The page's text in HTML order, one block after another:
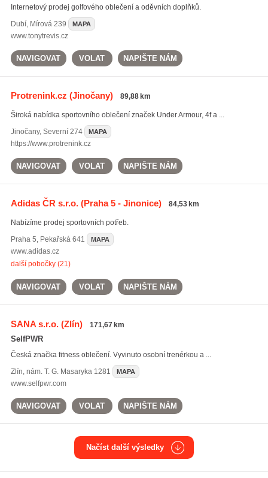
Internetový prodej golfového oblečení a oděvních doplňků.
Dubí, Mírová 239 MAPA
www.tonytrevis.cz
NAVIGOVAT VOLAT NAPIŠTE NÁM
Protrenink.cz (Jinočany) 89,88 km
Široká nabídka sportovního oblečení značek Under Armour, 4f a ...
Jinočany, Severní 274 MAPA
https://www.protrenink.cz
NAVIGOVAT VOLAT NAPIŠTE NÁM
Adidas ČR s.r.o.(Praha 5 - Jinonice) 84,53 km
Nabízíme prodej sportovních potřeb.
Praha 5, Pekařská 641 MAPA
www.adidas.cz
další pobočky (21)
NAVIGOVAT VOLAT NAPIŠTE NÁM
SANA s.r.o.(Zlín) 171,67 km
SelfPWR
Česká značka fitness oblečení. Vyvinuto osobní trenérkou a ...
Zlín, nám. T. G. Masaryka 1281 MAPA
www.selfpwr.com
NAVIGOVAT VOLAT NAPIŠTE NÁM
Načíst další výsledky